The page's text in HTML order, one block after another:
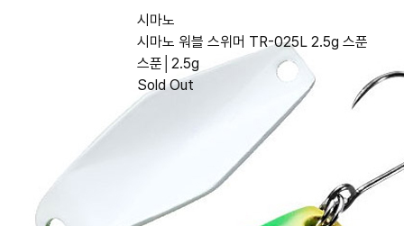
시마노
시마노 워블 스위머 TR-025L 2.5g 스푼
스푼│2.5g
Sold Out